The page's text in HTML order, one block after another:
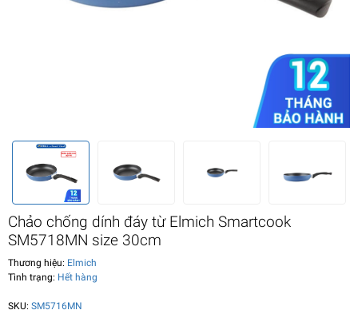
Chảo chống dính đáy từ Elmich Smartcook
SM5718MN size 30cm
Thương hiệu: Elmich
Tình trạng: Hết hàng
SKU: SM5716MN